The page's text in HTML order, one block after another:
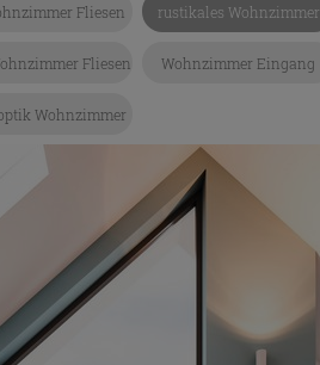
Fliesen rustikales Wohnzimmer
Fliesen Wohnzimmer Eingang
Wohnzimmer